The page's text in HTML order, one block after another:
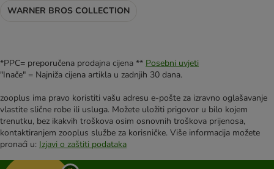
WARNER BROS COLLECTION
*PPC= preporučena prodajna cijena ** Posebni uvjeti
"Inače" = Najniža cijena artikla u zadnjih 30 dana.
zooplus ima pravo koristiti vašu adresu e-pošte za izravno oglašavanje
vlastite slične robe ili usluga. Možete uložiti prigovor u bilo kojem
trenutku, bez ikakvih troškova osim osnovnih troškova prijenosa,
kontaktiranjem zooplus službe za korisničke. Više informacija možete
pronaći u: Izjavi o zaštiti podataka